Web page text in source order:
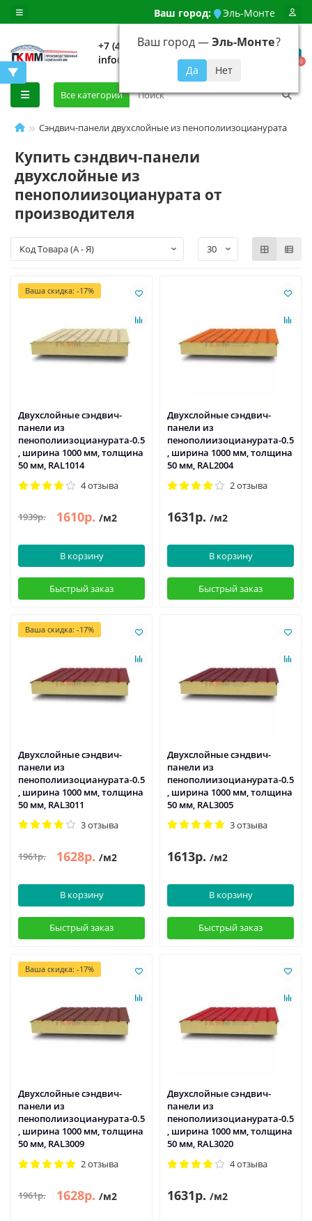
Ваш город: Эль-Монте
Ваш город —Эль-Монте?
+7 (499) 648-92-94
info@evroshtaketnikmoskva.ru
0
Все категории
Сэндвич-панели двухслойные из пенополиизоцианурата
Купить сэндвич-панели
двухслойные из
пенополиизоцианурата от
производителя
Ваша скидка: -17%
Двухслойные сэндвич-
панели из
пенополиизоцианурата-0.5
, ширина 1000 мм, толщина
50 мм, RAL1014
4 отзыва
1939р. 1610р. /м2
В корзину
Быстрый заказ
Двухслойные сэндвич-
панели из
пенополиизоцианурата-0.5
, ширина 1000 мм, толщина
50 мм, RAL2004
2 отзыва
1631р. /м2
В корзину
Быстрый заказ
Ваша скидка: -17%
Двухслойные сэндвич-
панели из
пенополиизоцианурата-0.5
, ширина 1000 мм, толщина
50 мм, RAL3011
3 отзыва
1961р. 1628р. /м2
В корзину
Быстрый заказ
Двухслойные сэндвич-
панели из
пенополиизоцианурата-0.5
, ширина 1000 мм, толщина
50 мм, RAL3005
3 отзыва
1613р. /м2
В корзину
Быстрый заказ
Ваша скидка: -17%
Двухслойные сэндвич-
панели из
пенополиизоцианурата-0.5
, ширина 1000 мм, толщина
50 мм, RAL3009
2 отзыва
1961р. 1628р. /м2
Двухслойные сэндвич-
панели из
пенополиизоцианурата-0.5
, ширина 1000 мм, толщина
50 мм, RAL3020
4 отзыва
1631р. /м2